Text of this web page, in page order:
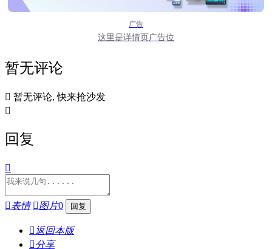
广告
这里是详情页广告位
暂无评论
 暂无评论, 快来抢沙发

回复

表情 图片0
 返回本版
分享